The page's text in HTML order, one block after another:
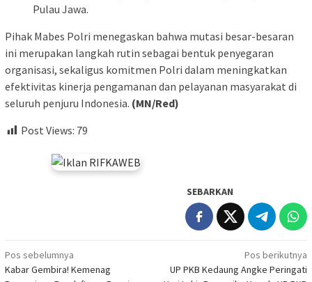
Pulau Jawa.
Pihak Mabes Polri menegaskan bahwa mutasi besar-besaran
ini merupakan langkah rutin sebagai bentuk penyegaran
organisasi, sekaligus komitmen Polri dalam meningkatkan
efektivitas kinerja pengamanan dan pelayanan masyarakat di
seluruh penjuru Indonesia. (MN/Red)
Post Views: 79
SEBARKAN
Navigasi
pos
Pos sebelumnya
Kabar Gembira! Kemenag
Pos berikutnya
UP PKB Kedaung Angke Peringati